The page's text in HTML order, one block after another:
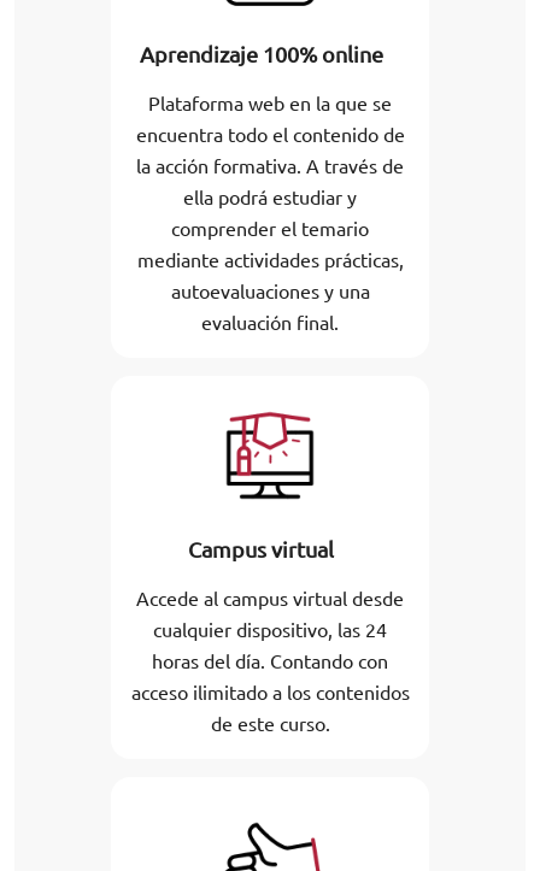
Aprendizaje 100% online
Plataforma web en la que se
encuentra todo el contenido de
la acción formativa. A través de
ella podrá estudiar y
comprender el temario
mediante actividades prácticas,
autoevaluaciones y una
evaluación final.
Campus virtual
Accede al campus virtual desde
cualquier dispositivo, las 24
horas del día. Contando con
acceso ilimitado a los contenidos
de este curso.